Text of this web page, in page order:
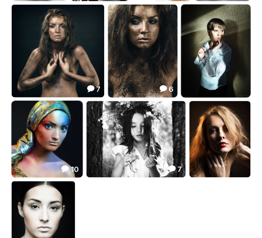
***
***
***
26.52
***
64.72
AN-2
55.40
 7
AN
7.10
 6
***
1.39
БОДИАРТ
27.93
 10
 7